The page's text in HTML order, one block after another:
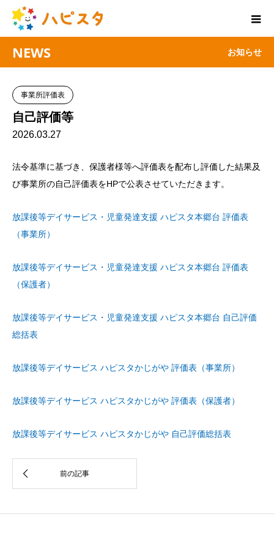
NEWS お知らせ
事業所評価表
自己評価等
2026.03.27
法令基準に基づき、保護者様等へ評価表を配布し評価した結果及
び事業所の自己評価表をHPで公表させていただきます。
放課後等デイサービス・児童発達支援 ハピスタ本郷台 評価表
（事業所）
放課後等デイサービス・児童発達支援 ハピスタ本郷台 評価表
（保護者）
放課後等デイサービス・児童発達支援 ハピスタ本郷台 自己評価
総括表
放課後等デイサービス ハピスタかじがや 評価表（事業所）
放課後等デイサービス ハピスタかじがや 評価表（保護者）
放課後等デイサービス ハピスタかじがや 自己評価総括表